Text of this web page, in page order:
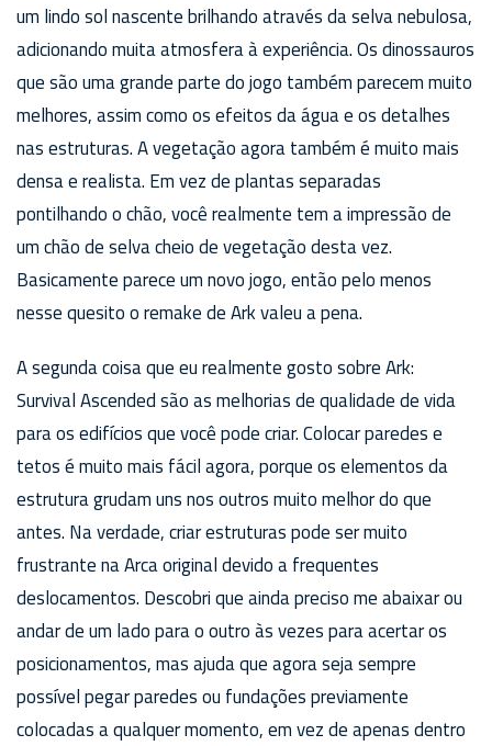
um lindo sol nascente brilhando através da selva nebulosa,
adicionando muita atmosfera à experiência. Os dinossauros
que são uma grande parte do jogo também parecem muito
melhores, assim como os efeitos da água e os detalhes
nas estruturas. A vegetação agora também é muito mais
densa e realista. Em vez de plantas separadas
pontilhando o chão, você realmente tem a impressão de
um chão de selva cheio de vegetação desta vez.
Basicamente parece um novo jogo, então pelo menos
nesse quesito o remake de Ark valeu a pena.
A segunda coisa que eu realmente gosto sobre Ark:
Survival Ascended são as melhorias de qualidade de vida
para os edifícios que você pode criar. Colocar paredes e
tetos é muito mais fácil agora, porque os elementos da
estrutura grudam uns nos outros muito melhor do que
antes. Na verdade, criar estruturas pode ser muito
frustrante na Arca original devido a frequentes
deslocamentos. Descobri que ainda preciso me abaixar ou
andar de um lado para o outro às vezes para acertar os
posicionamentos, mas ajuda que agora seja sempre
possível pegar paredes ou fundações previamente
colocadas a qualquer momento, em vez de apenas dentro